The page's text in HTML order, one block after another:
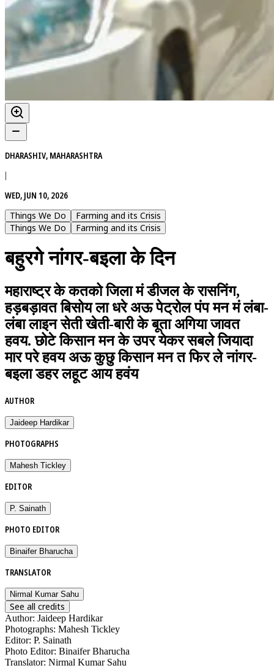
DHARASHIV, MAHARASHTRA
|
WED, JUN 10, 2026
Things We Do
Farming and its Crisis
Things We Do
Farming and its Crisis
बहुरगे नांगर-बइला के दिन
महाराष्ट्र के कतको जिला मं डीजल के रासनिंग,
हड़बड़ावत बिसोय ला धरे अऊ पेट्रोल पंप मन मं लंबा-
लंबा लाइन सेती खेती-बारी के बूता अगिया जावत
हवय. छोटे किसान मन के उपर येकर सबले जियादा
मार परे हवय अऊ कुछु किसान मन त फिर ले नांगर-
बइला डहर लहूट आय हवंय
AUTHOR
Jaideep Hardikar
PHOTOGRAPHS
Mahesh Tickley
EDITOR
P. Sainath
PHOTO EDITOR
Binaifer Bharucha
TRANSLATOR
Nirmal Kumar Sahu
See all credits
Author: Jaideep Hardikar
Photographs: Mahesh Tickley
Editor: P. Sainath
Photo Editor: Binaifer Bharucha
Translator: Nirmal Kumar Sahu